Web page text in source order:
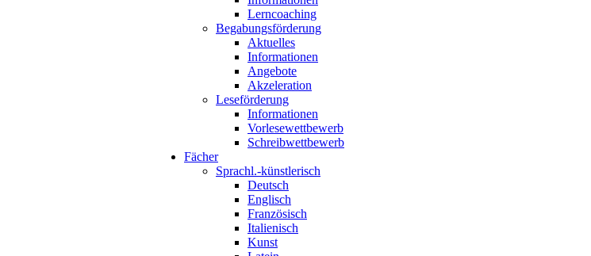
Lerncoaching
Begabungsförderung
Aktuelles
Informationen
Angebote
Akzeleration
Leseförderung
Informationen
Vorlesewettbewerb
Schreibwettbewerb
Fächer
Sprachl.-künstlerisch
Deutsch
Englisch
Französisch
Italienisch
Kunst